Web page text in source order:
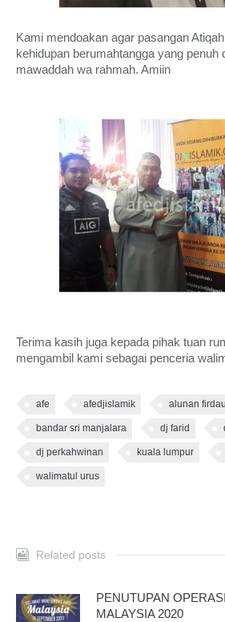
Kami mendoakan agar pasangan
kehidupan berumahtangga yang penuh
mawaddah wa rahmah. Amiin
Terima kasih juga kepada pihak tuan
mengambil kami sebagai penceria
afe afedjislamik alunan
bandar sri manjalara dj farid
dj perkahwinan kuala lumpur
walimatul urus
Related posts
PENUTUPAN
MALAYSIA 2020